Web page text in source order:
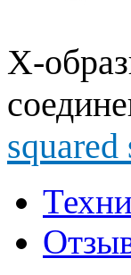
X-
squared